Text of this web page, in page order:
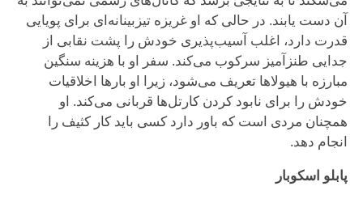
آن دست یابند. در حالی که او غریزه تیزبینانه‌ای برای پویایی
قدرت دارد، اغلب آسیب‌پذیری خودش را پشت نقابی از
جدایی طنزآمیز سرکوب می‌کند. سفر او با هزینه سنگین
مبارزه با هیولاها تعریف می‌شود، زیرا او بارها اخلاقیات
خودش را برای نابود کردن کارتل‌ها قربانی می‌کند. او
همچنان مردی است که باور دارد کسی باید کار کثیف را
انجام دهد.
پابلو اسکوبار